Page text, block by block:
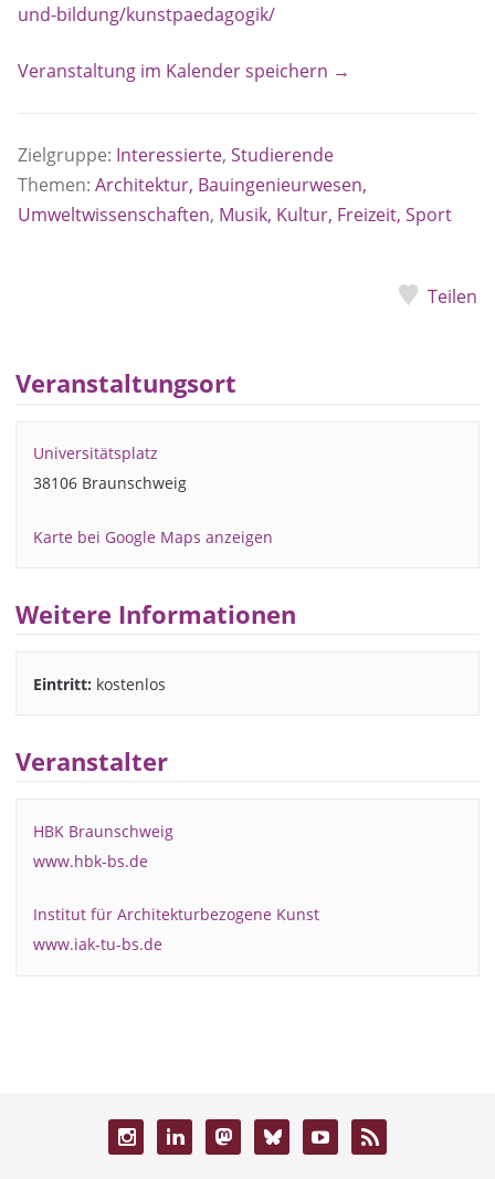
und-bildung/kunstpaedagogik/
Veranstaltung im Kalender speichern →
Zielgruppe: Interessierte, Studierende
Themen: Architektur, Bauingenieurwesen,
Umweltwissenschaften, Musik, Kultur, Freizeit, Sport
Teilen
Veranstaltungsort
Universitätsplatz
38106 Braunschweig
Karte bei Google Maps anzeigen
Weitere Informationen
Eintritt: kostenlos
Veranstalter
HBK Braunschweig
www.hbk-bs.de
Institut für Architekturbezogene Kunst
www.iak-tu-bs.de